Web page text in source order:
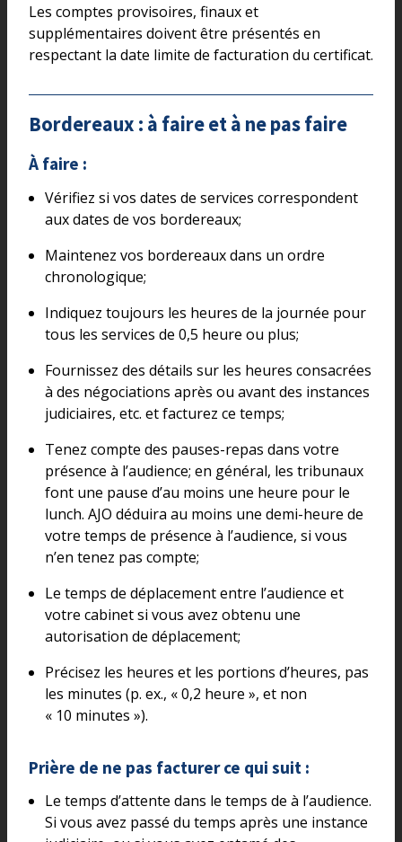
Les comptes provisoires, finaux et
supplémentaires doivent être présentés en
respectant la date limite de facturation du certificat.
Bordereaux : à faire et à ne pas faire
À faire :
Vérifiez si vos dates de services correspondent
aux dates de vos bordereaux;
Maintenez vos bordereaux dans un ordre
chronologique;
Indiquez toujours les heures de la journée pour
tous les services de 0,5 heure ou plus;
Fournissez des détails sur les heures consacrées
à des négociations après ou avant des instances
judiciaires, etc. et facturez ce temps;
Tenez compte des pauses-repas dans votre
présence à l’audience; en général, les tribunaux
font une pause d’au moins une heure pour le
lunch. AJO déduira au moins une demi-heure de
votre temps de présence à l’audience, si vous
n’en tenez pas compte;
Le temps de déplacement entre l’audience et
votre cabinet si vous avez obtenu une
autorisation de déplacement;
Précisez les heures et les portions d’heures, pas
les minutes (p. ex., « 0,2 heure », et non
« 10 minutes »).
Prière de ne pas facturer ce qui suit :
Le temps d’attente dans le temps de à l’audience.
Si vous avez passé du temps après une instance